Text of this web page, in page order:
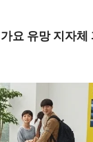
요 유망 지자체